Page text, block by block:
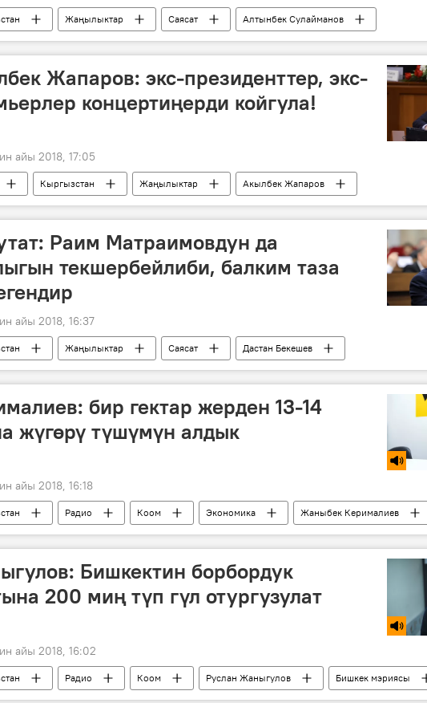
Жаңылыктар Саясат
Алтынбек Сулайманов
Жусубалиев
Жамшитбек Калилов пара коррупция
Жапаров: экс-президенттер, экс-
концертиңерди койгула!
айы 2018, 17:05
Кыргызстан Жаңылыктар
Акылбек Жапаров
Зулушев
Жогорку Кеңеш кол тийбестик
Раим Матраимовдун да
текшербейлиби, балким таза
айы 2018, 16:37
Жаңылыктар Саясат
Дастан Бекешев
Матраимов
байлык текшерүү
бир гектар жерден 13-14
жүгөрү түшүмүн алдык
айы 2018, 16:18
Радио Коом Экономика
Жаныбек Керималиев
жүгөрү түшүм
Бишкектин борбордук
200 миң түп гүл отургузулат
айы 2018, 16:02
Радио Коом Руслан Жаныгулов
Бишкек мэриясы